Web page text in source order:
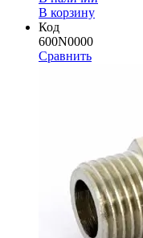
В корзину
Код
600N0000
Сравнить